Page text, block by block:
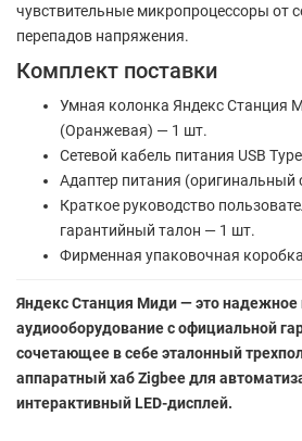
чувствительные микропроцессоры от
перепадов напряжения.
Комплект поставки
Умная колонка Яндекс Станция
(Оранжевая) — 1 шт.
Сетевой кабель питания USB
Адаптер питания (оригинальный
Краткое руководство
гарантийный талон — 1 шт.
Фирменная упаковочная
Яндекс Станция Миди — это надежное
аудиооборудование с официальной
сочетающее в себе эталонный
аппаратный хаб Zigbee для
интерактивный LED-дисплей.